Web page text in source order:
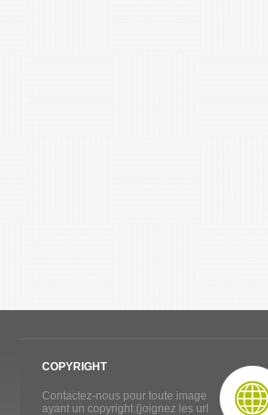
COPYRIGHT
Contactez-nous pour toute image
ayant un copyright.(joignez les url